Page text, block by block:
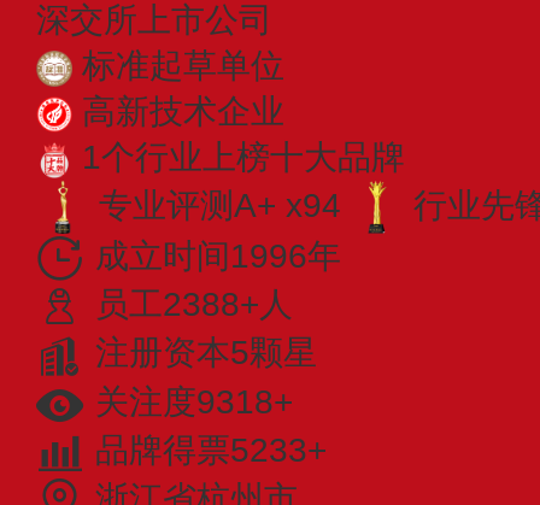
深交所上市公司
标准起草单位
高新技术企业
1个行业上榜十大品牌
专业评测A+ x94
行业先
成立时间1996年
员工2388+人
注册资本5颗星
关注度9318+
品牌得票5233+